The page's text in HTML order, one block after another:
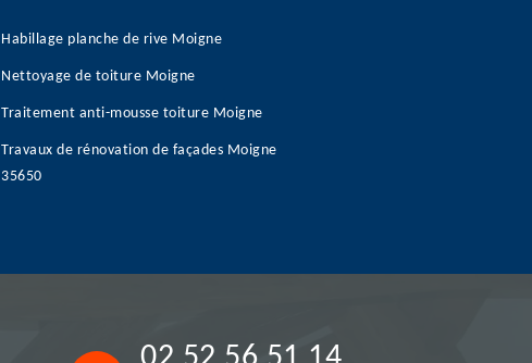
Habillage planche de rive Moigne
Nettoyage de toiture Moigne
Traitement anti-mousse toiture Moigne
Travaux de rénovation de façades Moigne
35650